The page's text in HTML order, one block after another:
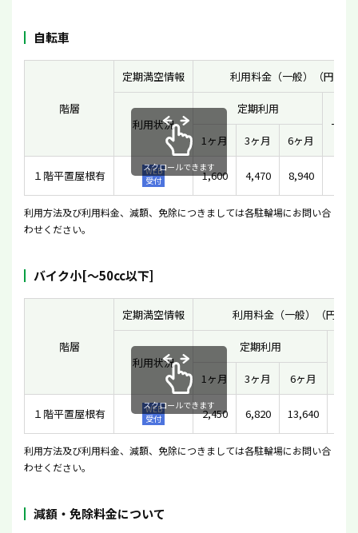
自転車
階層
定期満空情報 利用料金（一般）（円）
利用状況
定期利用
一時
1ヶ月
3ヶ月 6ヶ月
１階平置屋根有
WEB
受付
1,600 4,470 8,940
スクロールできます
利用方法及び利用料金、減額、免除につきましては各駐輪場にお問い合
わせください。
バイク小[〜50cc以下]
階層
定期満空情報 利用料金（一般）（円）
利用状況
定期利用
1ヶ月
3ヶ月 6ヶ月
１階平置屋根有
WEB
受付
2,450 6,820 13,640
スクロールできます
利用方法及び利用料金、減額、免除につきましては各駐輪場にお問い合
わせください。
減額・免除料金について